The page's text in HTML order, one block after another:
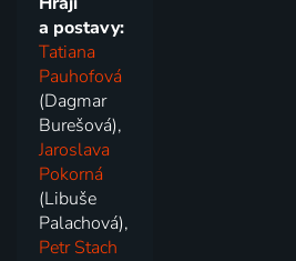
a postavy:
Tatiana
Pauhofová
(Dagmar
Burešová),
Jaroslava
Pokorná
(Libuše
Palachová),
Petr Stach